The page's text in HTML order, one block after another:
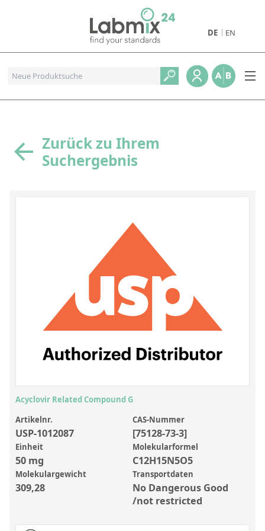
DE EN
Referenzstandards für die Industrie und Geologie
Referenzstandards für die Umweltanalytik
Referenzstandards für physikalische Eigenschaften
Organische Referenzstandards
Anorganische Referenzstandards
Laborvergleichsuntersuchungen (LVU/PT)
Laborbedarf und Verbrauchsmaterialien
Sonstige Standards
Übersicht: Kundenspezifische Standards
Organische Analyten | Rückstandsanalytik
Elementstandards in Öl
Metallstandards | Setting Up Samples (SUS)
Kundenspezifische Polymerstandards
Zurück zu Ihrem
Suchergebnis
Acyclovir Related Compound G
Artikelnr.
USP-1012087
CAS-Nummer
[75128-73-3]
Einheit
50 mg
Molekularformel
C12H15N5O5
Molekulargewicht
309,28
Transportdaten
No Dangerous Good
/not restricted